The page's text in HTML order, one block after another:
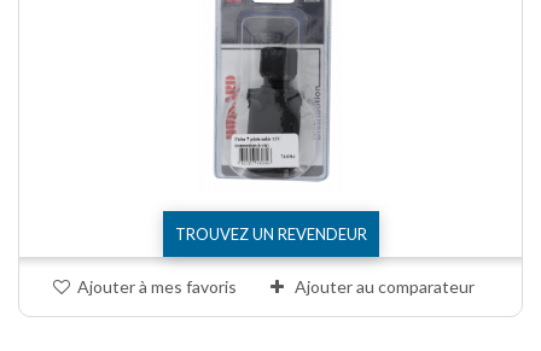
TROUVEZ UN REVENDEUR
Ajouter à mes favoris Ajouter au comparateur